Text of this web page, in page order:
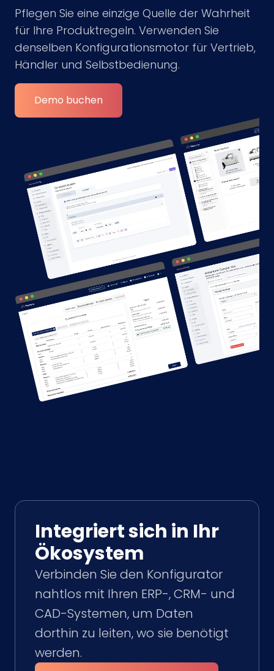
Pflegen Sie eine einzige Quelle der Wahrheit
für Ihre Produktregeln. Verwenden Sie
denselben Konfigurationsmotor für Vertrieb,
Händler und Selbstbedienung.
Demo buchen
Integriert sich in Ihr
Ökosystem
Verbinden Sie den Konfigurator
nahtlos mit Ihren ERP-, CRM- und
CAD-Systemen, um Daten
dorthin zu leiten, wo sie benötigt
werden.